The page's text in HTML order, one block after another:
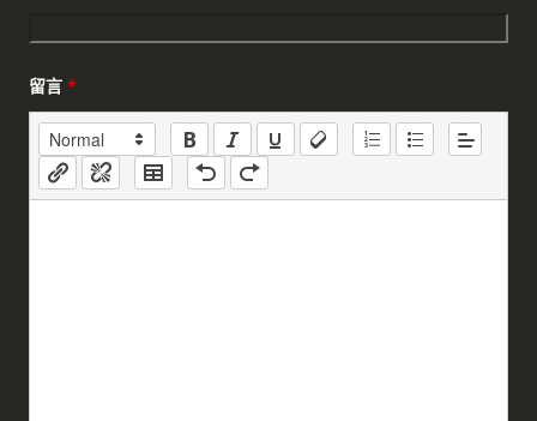
留言 *